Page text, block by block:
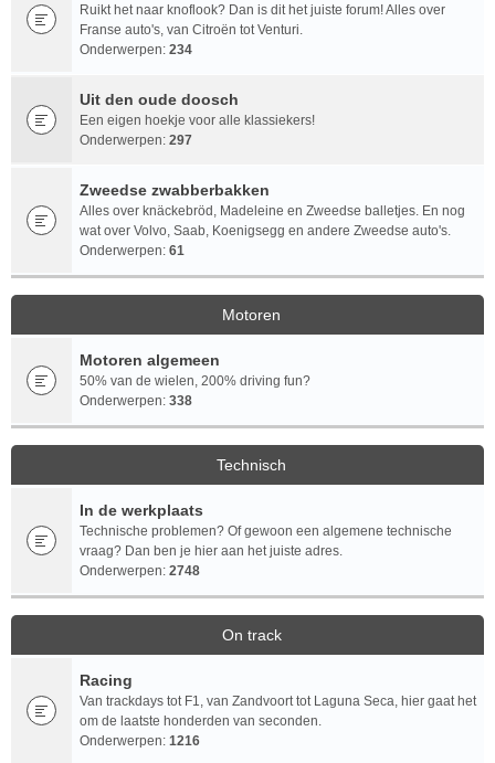
Ruikt het naar knoflook? Dan is dit het juiste forum! Alles over
Franse auto's, van Citroën tot Venturi.
Onderwerpen: 234
Uit den oude doosch
Een eigen hoekje voor alle klassiekers!
Onderwerpen: 297
Zweedse zwabberbakken
Alles over knäckebröd, Madeleine en Zweedse balletjes. En nog
wat over Volvo, Saab, Koenigsegg en andere Zweedse auto's.
Onderwerpen: 61
Motoren
Motoren algemeen
50% van de wielen, 200% driving fun?
Onderwerpen: 338
Technisch
In de werkplaats
Technische problemen? Of gewoon een algemene technische
vraag? Dan ben je hier aan het juiste adres.
Onderwerpen: 2748
On track
Racing
Van trackdays tot F1, van Zandvoort tot Laguna Seca, hier gaat het
om de laatste honderden van seconden.
Onderwerpen: 1216